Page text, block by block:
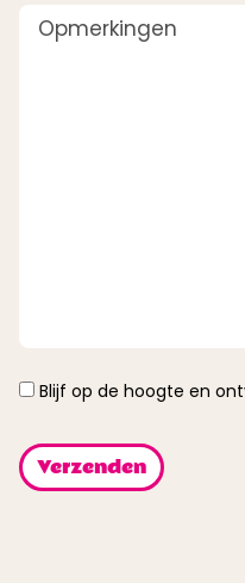
Opmerkingen
Instemming
Blijf op de hoogte en